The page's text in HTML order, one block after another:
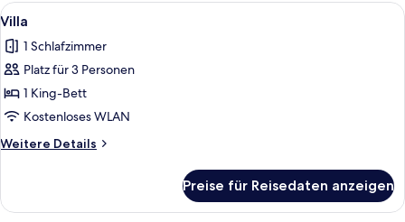
Alle
Fotos
für
Villa
anzeigen
Ein Hotelzimmer mit einem großen
4
Villa
1 Schlafzimmer
Platz für 3 Personen
1 King-Bett
Kostenloses WLAN
Weitere Details
Weitere
Preise für Reisedaten anzeigen